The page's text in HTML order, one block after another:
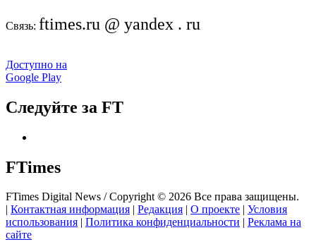
Связь: ftimes.ru @ yandex . ru
Доступно на
Google Play
Следуйте за FT
FTimes
FTimes Digital News / Copyright © 2026 Все права защищены.
Контактная информация Редакция О проекте
Условия
использования
Политика конфиденциальности
Реклама на
сайте